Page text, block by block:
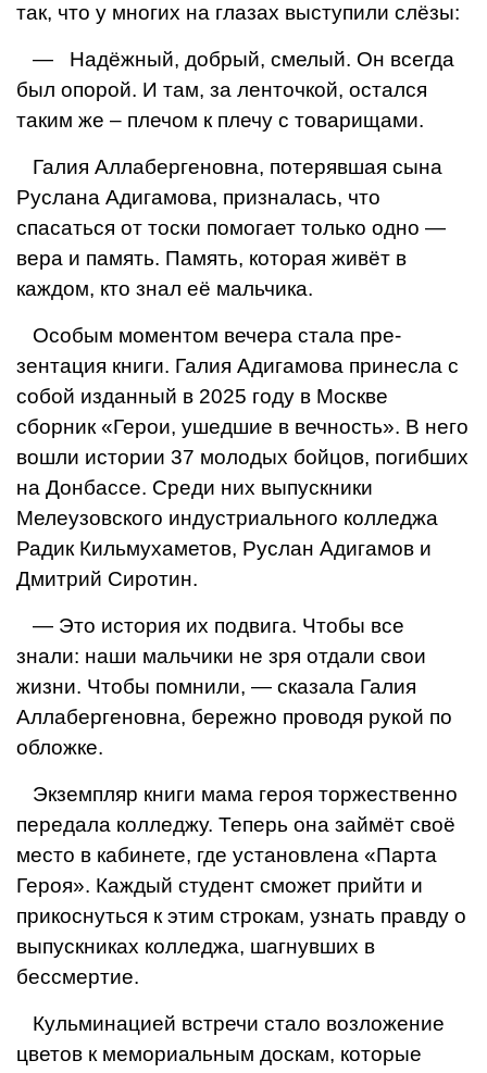
так, что у многих на глазах вы­ступили слёзы:
— Надёжный, добрый, смелый. Он всегда
был опорой. И там, за ленточкой, остался
таким же – плечом к плечу с товарищами.
Галия Аллабергеновна, потерявшая сы­на
Руслана Адигамова, призналась, что
спасаться от тоски помогает только одно —
вера и память. Память, которая живёт в
каждом, кто знал её мальчика.
Особым моментом вечера стала пре­
зентация книги. Галия Адигамова принесла с
собой изданный в 2025 году в Москве
сборник «Герои, ушедшие в вечность». В него
вошли истории 37 молодых бойцов, погибших
на Донбассе. Среди них вы­пускники
Мелеузовского индустриального колледжа
Радик Кильмухаметов, Руслан Адигамов и
Дмитрий Сиротин.
— Это история их подвига. Чтобы все
знали: наши мальчики не зря отдали свои
жизни. Чтобы помнили, — сказала Галия
Аллаберге­новна, бережно проводя рукой по
обложке.
Экземпляр книги мама героя торжест­венно
передала колледжу. Теперь она зай­мёт своё
место в кабинете, где установле­на «Парта
Героя». Каждый студент сможет прийти и
прикоснуться к этим строкам, узнать правду о
выпускниках колледжа, шагнувших в
бессмертие.
Кульминацией встречи стало возложе­ние
цветов к мемориальным доскам, которые